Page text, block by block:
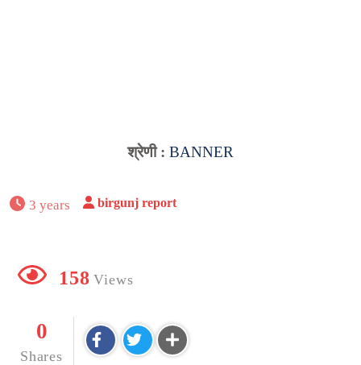
श्रेणी : BANNER
3 years birgunj report
158 Views
0
Shares